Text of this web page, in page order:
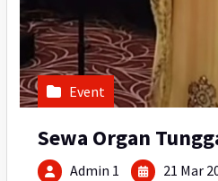
Event
Sewa Organ
Admin 1 21 Mar